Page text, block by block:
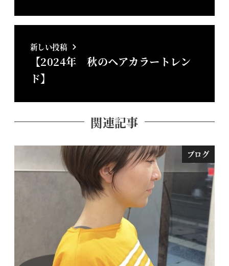
新しい投稿
【2024年 秋のヘアカラートレン
ド】
関連記事
ブログ